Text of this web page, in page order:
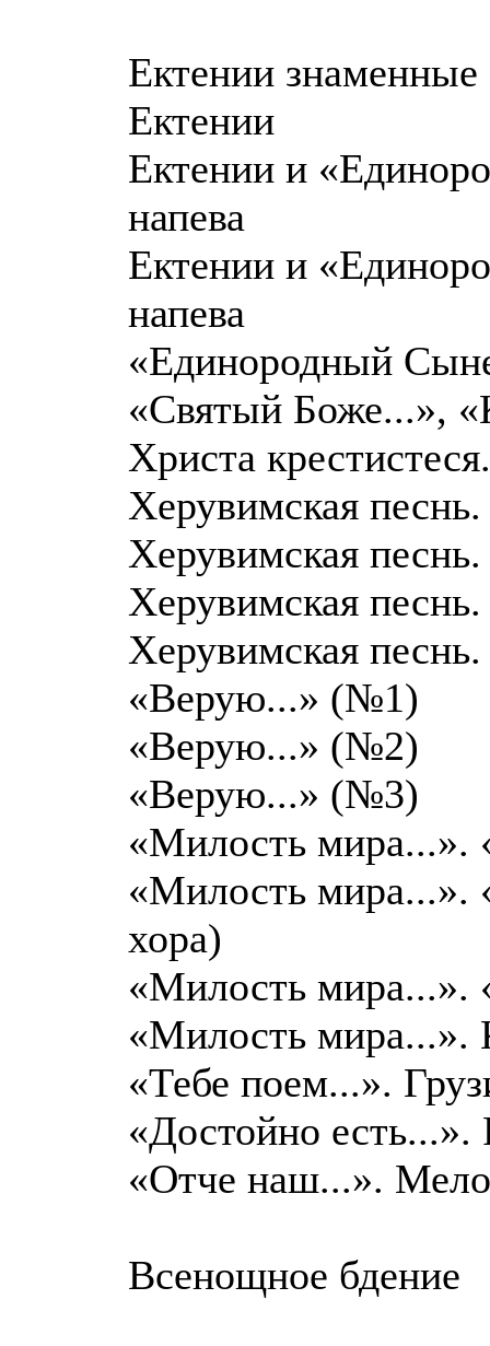
Ектении знаменные
Ектении
Ектении и
напева
Ектении и
напева
«Единородный
«Святый Боже...»,
Христа
Херувимская
Херувимская
Херувимская
Херувимская
«Верую...» (№1)
«Верую...» (№2)
«Верую...» (№3)
«Милость мира...».
«Милость мира...».
хора)
«Милость мира...».
«Милость мира...».
«Тебе поем...».
«Достойно есть...».
«Отче наш...».
Всенощное бдение